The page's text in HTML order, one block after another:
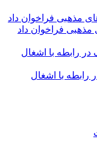
فراخوان داد
با اشغال